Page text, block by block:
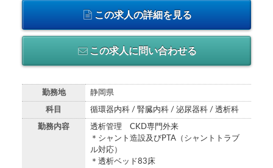
この求人の詳細を見る
この求人に問い合わせる
勤務地 静岡県
科目 循環器内科 / 腎臓内科 / 泌尿器科 / 透析科
勤務内容
透析管理 CKD専門外来
＊シャント造設及びPTA（シャントトラブ
ル対応）
＊透析ベッド83床